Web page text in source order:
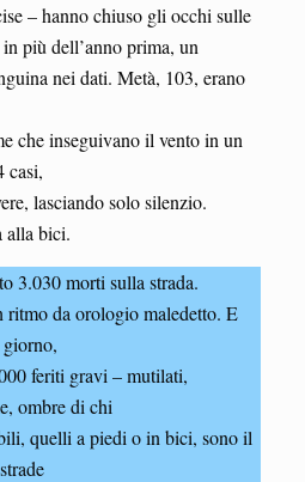
– hanno chiuso gli occhi sulle
più dell’anno prima, un
nei dati. Metà, 103, erano
che inseguivano il vento in un
casi,
lasciando solo silenzio.
alla bici.
3.030 morti sulla strada.
da orologio maledetto. E
feriti gravi – mutilati,
ombre di chi
quelli a piedi o in bici, sono il